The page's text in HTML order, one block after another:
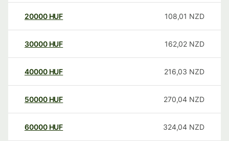
20000 HUF 108,01 NZD
30000 HUF 162,02 NZD
40000 HUF 216,03 NZD
50000 HUF 270,04 NZD
60000 HUF 324,04 NZD